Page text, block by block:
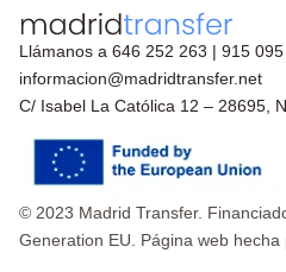
Llámanos a 646 252 263 | 915
informacion@madridtransfer.net
C/ Isabel La Católica 12 – 28695,
© 2023 Madrid Transfer.
Generation EU. Página web